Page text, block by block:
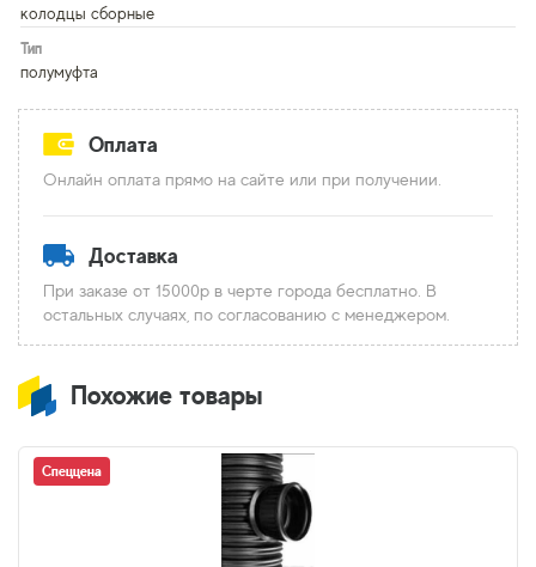
колодцы сборные
Тип
полумуфта
Оплата
Онлайн оплата прямо на сайте или при получении.
Доставка
При заказе от 15000р в черте города бесплатно. В
остальных случаях, по согласованию с менеджером.
Похожие товары
Спеццена